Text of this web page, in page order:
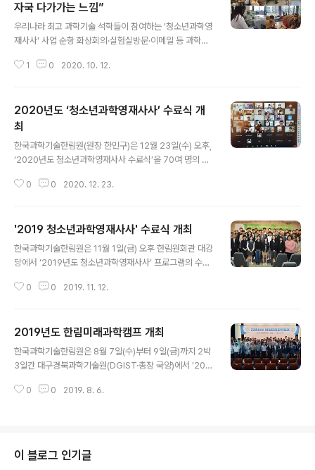
자국 다가가는 느낌”
우리나라 최고 과학기술 석학들이 참여하는 '청소년과학영
재사사' 사업 순항 화상회의·실험실방문·이메일 등 과학영
뻤습니다. 어려운 연구 내용을 매우 쉽게 설명해주시고 지
간이기에 더욱 소중한 마음입니다.”(홍원기 한국과학영재
학교 2학년) “KAIST를 방문해서 교수님과 학교 곳곳을
둘러보고 다양한 연구 분야에 대한 설명을 들었습니다. 우
리나라 과학기술을 선도하는 역할을 해왔던 업적들에 대해
잘 알게 되면서 과학도로서 더욱 열심히 해야겠다는 다짐
을 했습니다.”(이승원 여수고등학교 2학년) 지난 7월 시작
1 0 2020. 10. 12.
2020년도 ‘청소년과학영재사사’ 수료식 개
최
한국과학기술한림원(원장 한민구)은 12월 23일(수) 오후,
‘2020년도 청소년과학영재사사 수료식’을 70여 명의 멘
다. 2008년에 시작하여 올해 13번째 수료생을 배출하는
토링하는 프로그램이다. 올해는 최진호 단국대학교 석좌교
수, 박창범 고등과학원 교수, 김수영 고려대 교수 등 30명
의 한림원 정회원 및 차세대회원이 멘토로 참여, 지난 7월
이메일, 전화, 화상회의, 실험실방문 등 다양한 방법을 활용
0 0 2020. 12. 23.
'2019 청소년과학영재사사' 수료식 개최
한국과학기술한림원은 11월 1일(금) 오후 한림원회관 대강
당에서 ‘2019년도 청소년과학영재사사’ 프로그램의 수료
사사한 한림원 회원들, 학부모 및 한림원 운영위원들이 참
2년, ‘미세먼지의 측정 방법에 대한 고찰과 측정 자료의 분
석’), 안연서(수내고등학교 2년, ‘빅데이터를 활용한 인간
공학적 의료기기 디자인에 대한 연구’), 엄돈건(경원고등학
해 ‘청소년과학영재사사’는 지난 5월 10일 최종 선발된 3
0 0 2019. 11. 12.
2019년도 한림미래과학캠프 개최
한국과학기술한림원은 8월 7일(수)부터 9일(금)까지 2박
3일간 대구경북과학기술원(DGIST·총장 국양)에서 '201
는 한림원 회원들과 과학영재들의 1:1멘토프로그램인 '청
구센터, 한국뇌연구원(원장 서판길) 등 연구현장을 견학했
으며, 물리·화학·생명과학·공학 등 분야별로 학생들의 호기
0 0 2019. 8. 6.
이 블로그 인기글